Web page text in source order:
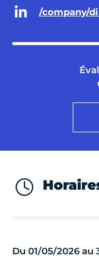
Du 01/05/2026 au